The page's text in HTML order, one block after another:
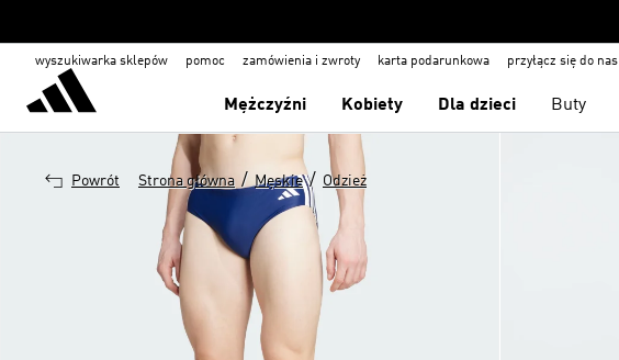
wyszukiwarka sklepów pomoc zamówienia i zwroty karta podarunkowa przyłącz się do nas
Mężczyźni Kobiety Dla dzieci Buty
Powrót Strona główna / Męskie / Odzież